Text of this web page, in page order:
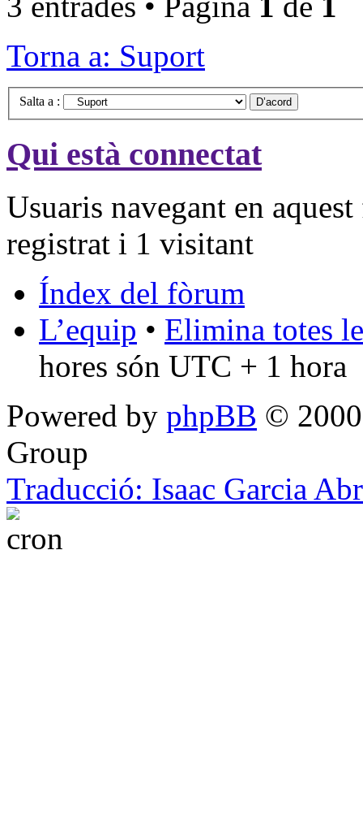
Torna a: Suport
Salta a :
Qui està connectat
Usuaris navegant en
registrat i 1 visitant
Índex del fòrum
L’equip • Elimina totes
hores són UTC + 1 hora
Powered by phpBB ©
Group
Traducció: Isaac Garcia